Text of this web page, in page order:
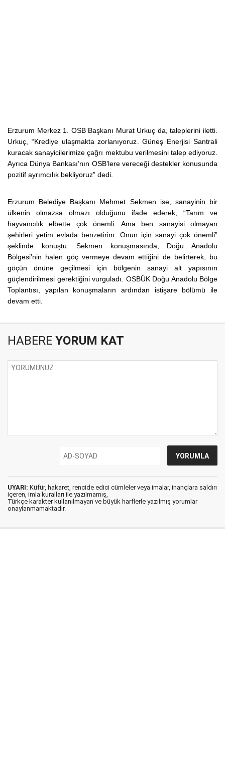
Erzurum Merkez 1. OSB Başkanı Murat Urkuç da, taleplerini iletti.
Urkuç, “Krediye ulaşmakta zorlanıyoruz. Güneş Enerjisi Santrali
kuracak sanayicilerimize çağrı mektubu verilmesini talep ediyoruz.
Ayrıca Dünya Bankası’nın OSB’lere vereceği destekler konusunda
pozitif ayrımcılık bekliyoruz” dedi.
Erzurum Belediye Başkanı Mehmet Sekmen ise, sanayinin bir
ülkenin olmazsa olmazı olduğunu ifade ederek, “Tarım ve
hayvancılık elbette çok önemli. Ama ben sanayisi olmayan
şehirleri yetim evlada benzetirim. Onun için sanayi çok önemli”
şeklinde konuştu. Sekmen konuşmasında, Doğu Anadolu
Bölgesi’nin halen göç vermeye devam ettiğini de belirterek, bu
göçün önüne geçilmesi için bölgenin sanayi alt yapısının
güçlendirilmesi gerektiğini vurguladı.
OSBÜK Doğu Anadolu Bölge
Toplantısı, yapılan konuşmaların ardından istişare bölümü ile
devam etti.
HABERE YORUM KAT
UYARI: Küfür, hakaret, rencide edici cümleler veya imalar, inançlara saldırı
içeren, imla kuralları ile yazılmamış,
Türkçe karakter kullanılmayan ve büyük harflerle yazılmış yorumlar
onaylanmamaktadır.